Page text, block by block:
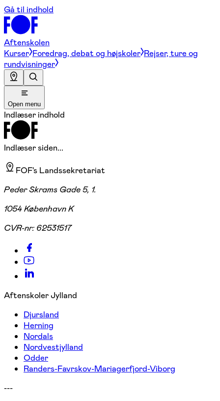
Gå til indhold
Aftenskolen
Kurser Foredrag, debat og højskoler Rejser, ture og
rundvisninger
Open menu
Indlæser indhold
Indlæser siden...
FOF's Landssekretariat
Peder Skrams Gade 5, 1.
1054 København K
CVR-nr: 62531517
Aftenskoler Jylland
Djursland
Herning
Nordals
Nordvestjylland
Odder
Randers-Favrskov-Mariagerfjord-Viborg
---